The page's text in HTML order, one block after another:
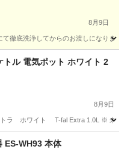
8月9日
て徹底洗浄してからのお渡しになり
電 取り付け
トル 電気ポット ホワイト 2
8月9日
ラ ホワイト T-fal Extra 1.0L ※ 未開
家電 ティファール
ES-WH93 本体